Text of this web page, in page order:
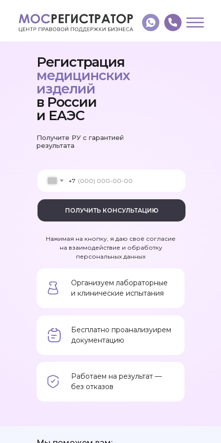
Регистрация
медицинских
изделий
в России
и ЕАЭС
Получите РУ с гарантией
результата
+7
ПОЛУЧИТЬ КОНСУЛЬТАЦИЮ
Нажимая на кнопку, я даю своё согласие
на взаимодействие и обработку
персональных данных
Работаем на результат —
без отказов
Бесплатно проанализуирем
документацию
Организуем лабораторные
и клинические испытания